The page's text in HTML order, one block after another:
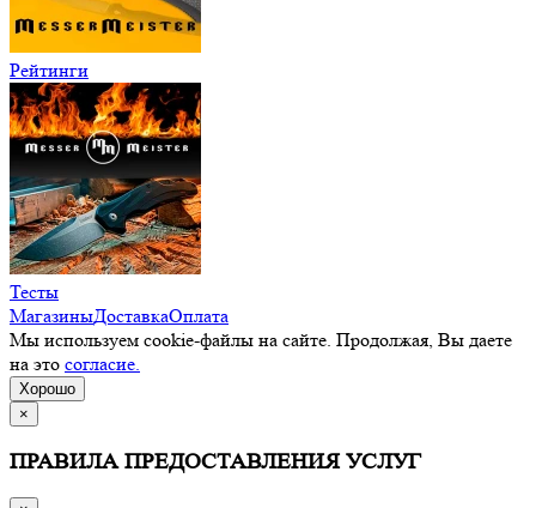
Рейтинги
Тесты
МагазиныДоставкаОплата
Мы используем cookie-файлы на сайте. Продолжая, Вы даете
на это согласие.
Хорошо
×
ПРАВИЛА ПРЕДОСТАВЛЕНИЯ УСЛУГ